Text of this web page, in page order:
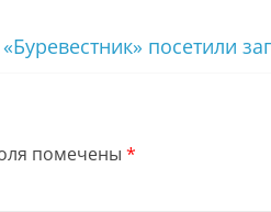
посетили
помечены *